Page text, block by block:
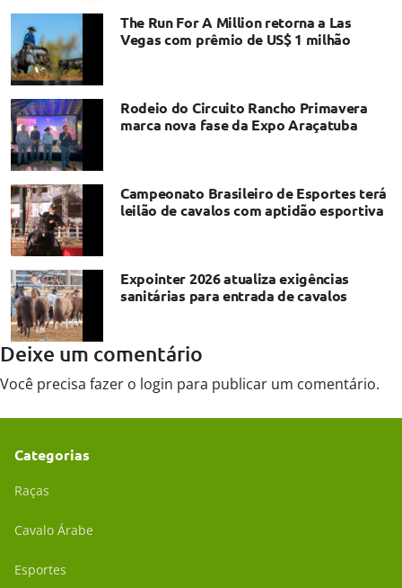
The Run For A Million retorna a Las
Vegas com prêmio de US$ 1 milhão
Rodeio do Circuito Rancho Primavera
marca nova fase da Expo Araçatuba
Campeonato Brasileiro de Esportes terá
leilão de cavalos com aptidão esportiva
Expointer 2026 atualiza exigências
sanitárias para entrada de cavalos
Deixe um comentário
Você precisa fazer o login para publicar um comentário.
Categorias
Raças
Cavalo Árabe
Esportes